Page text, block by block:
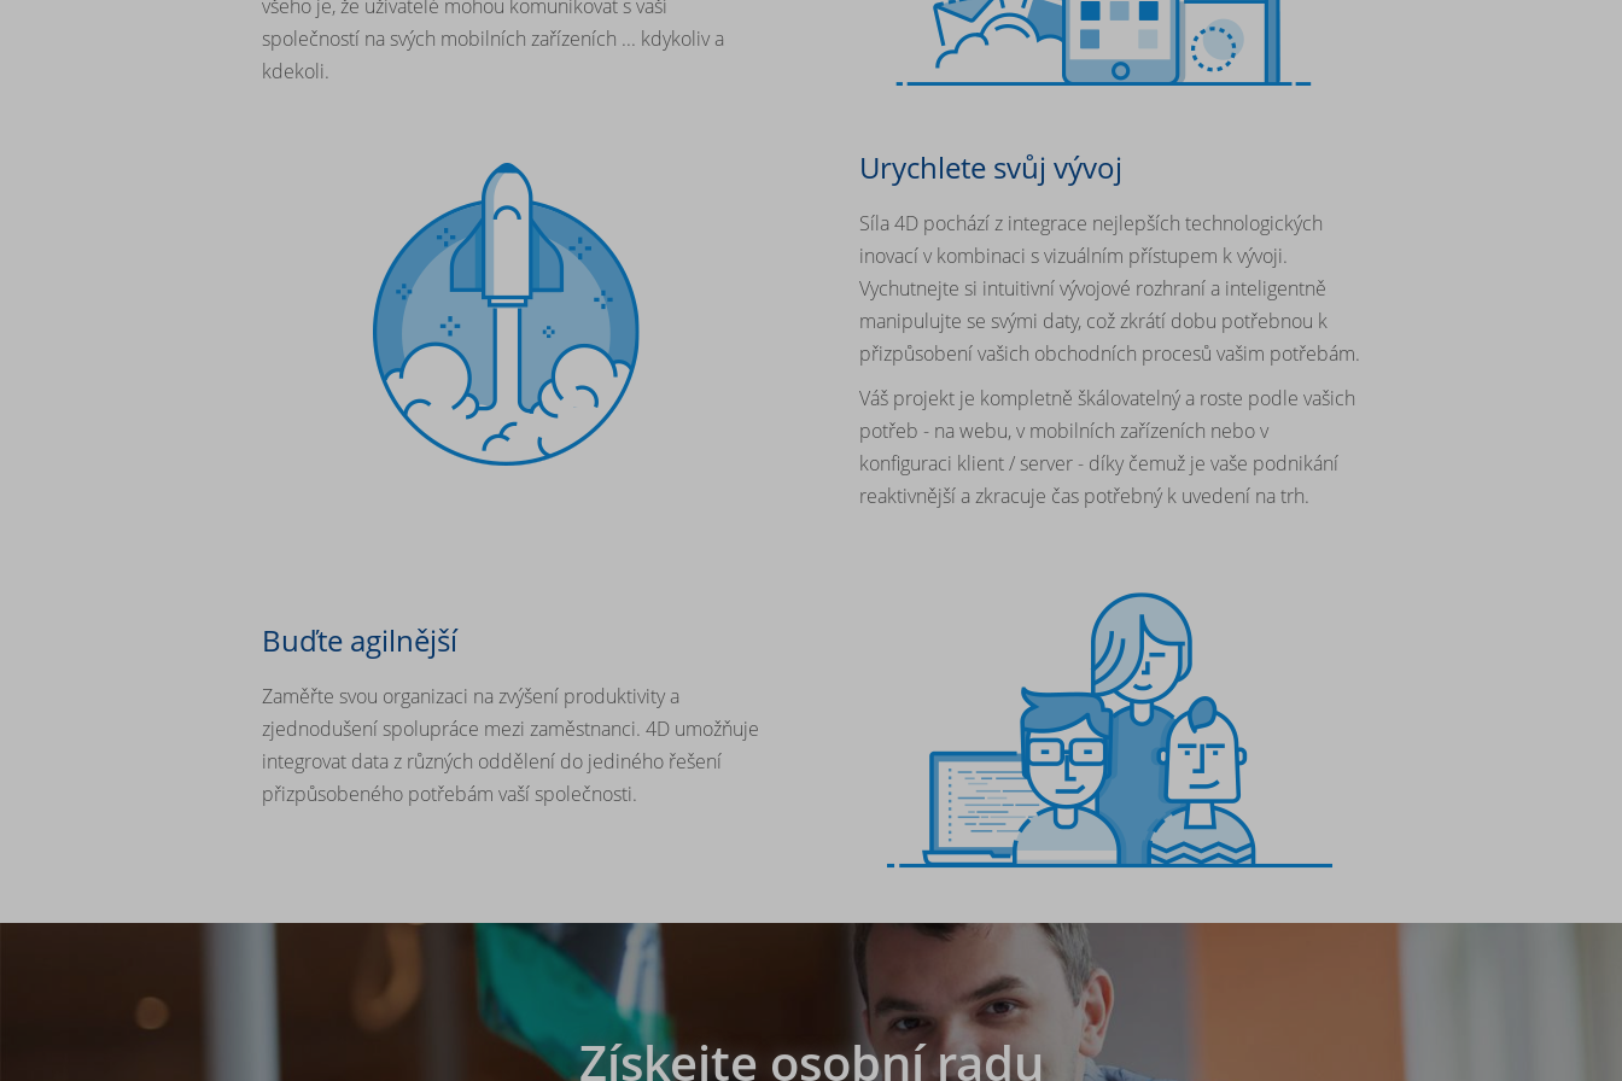
všeho je, že uživatelé mohou komunikovat s vaší
společností na svých mobilních zařízeních ... kdykoliv a
kdekoli.
Urychlete svůj vývoj
Síla 4D pochází z integrace nejlepších technologických
inovací v kombinaci s vizuálním přístupem k vývoji.
Vychutnejte si intuitivní vývojové rozhraní a inteligentně
manipulujte se svými daty, což zkrátí dobu potřebnou k
přizpůsobení vašich obchodních procesů vašim potřebám.
Váš projekt je kompletně škálovatelný a roste podle vašich
potřeb - na webu, v mobilních zařízeních nebo v
konfiguraci klient / server - díky čemuž je vaše podnikání
reaktivnější a zkracuje čas potřebný k uvedení na trh.
Buďte agilnější
Zaměřte svou organizaci na zvýšení produktivity a
zjednodušení spolupráce mezi zaměstnanci. 4D umožňuje
integrovat data z různých oddělení do jediného řešení
přizpůsobeného potřebám vaší společnosti.
Získejte osobní radu